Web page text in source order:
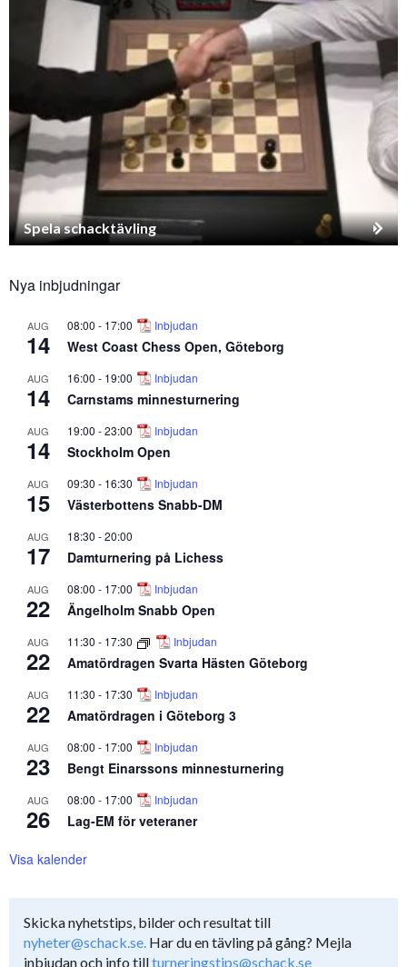
Spela schacktävling
Nya inbjudningar
AUG
14
08:00 - 17:00 Inbjudan
West Coast Chess Open, Göteborg
AUG
14
16:00 - 19:00 Inbjudan
Carnstams minnesturnering
AUG
14
19:00 -23:00 Inbjudan
Stockholm Open
AUG
15
09:30 - 16:30 Inbjudan
Västerbottens Snabb-DM
AUG
17
18:30 -20:00
Damturnering på Lichess
AUG
22
08:00 - 17:00 Inbjudan
Ängelholm Snabb Open
AUG
22
11:30 - 17:30 Inbjudan
Amatördragen Svarta Hästen Göteborg
AUG
22
11:30 - 17:30 Inbjudan
Amatördragen i Göteborg 3
AUG
23
08:00 - 17:00 Inbjudan
Bengt Einarssons minnesturnering
AUG
26
08:00 - 17:00 Inbjudan
Lag-EM för veteraner
Visa kalender
Skicka nyhetstips, bilder och resultat till
nyheter@schack.se. Har du en tävling på gång? Mejla
inbjudan och info tillturneringstips@schack.se